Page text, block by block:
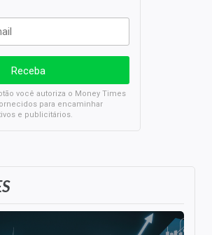
você autoriza o Money Times
para encaminhar
e publicitários.